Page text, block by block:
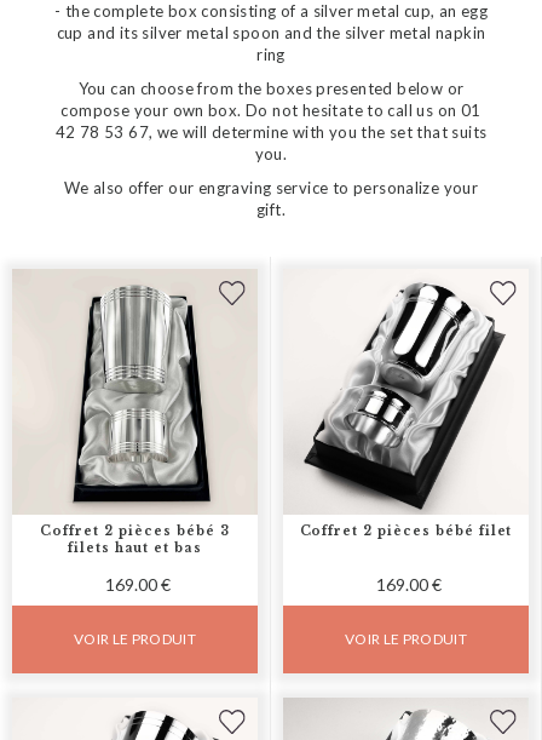
- the complete box consisting of a silver metal cup, an egg
cup and its silver metal spoon and the silver metal napkin
ring
You can choose from the boxes presented below or
compose your own box. Do not hesitate to call us on 01
42 78 53 67, we will determine with you the set that suits
you.
We also offer our engraving service to personalize your
gift.
Coffret 2 pièces bébé 3
filets haut et bas
169.00 €
VOIR LE PRODUIT
Coffret 2 pièces bébé filet
169.00 €
VOIR LE PRODUIT